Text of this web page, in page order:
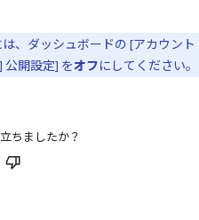
、ダッシュボードの [アカウント
開設定] をオフにしてください。
ちましたか？